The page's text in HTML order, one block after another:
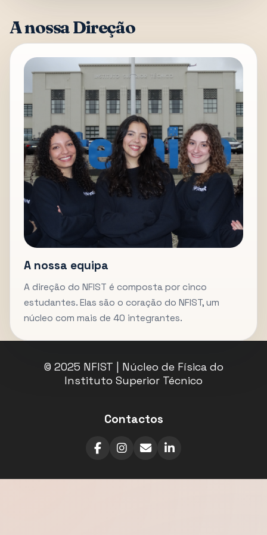
A nossa Direção
A nossa equipa
A direção do NFIST é composta por cinco
estudantes. Elas são o coração do NFIST, um
núcleo com mais de 40 integrantes.
© 2025 NFIST | Núcleo de Física do
Instituto Superior Técnico
Contactos